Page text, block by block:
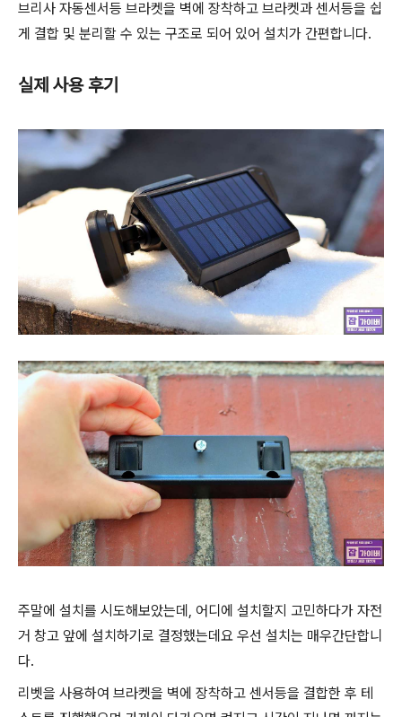
브리사 자동센서등 브라켓을 벽에 장착하고 브라켓과 센서등을 쉽
게 결합 및 분리할 수 있는 구조로 되어 있어 설치가 간편합니다.
실제 사용 후기
주말에 설치를 시도해보았는데, 어디에 설치할지 고민하다가 자전
거 창고 앞에 설치하기로 결정했는데요 우선 설치는 매우간단합니
다.
리벳을 사용하여 브라켓을 벽에 장착하고 센서등을 결합한 후 테